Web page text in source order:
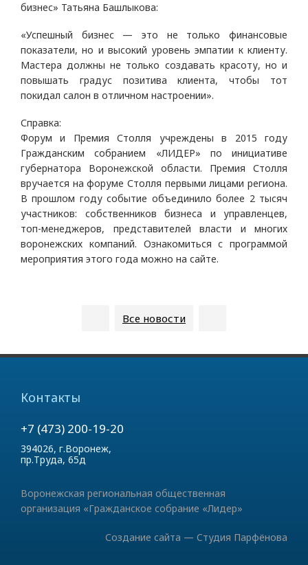
бизнес» Татьяна Башлыкова:
«Успешный бизнес — это не только финансовые
показатели, но и высокий уровень эмпатии к клиенту.
Мастера должны не только создавать красоту, но и
повышать градус позитива клиента, чтобы тот
покидал салон в отличном настроении».
Справка:
Форум и Премия Столля учреждены в 2015 году
Гражданским собранием «ЛИДЕР» по инициативе
губернатора Воронежской области. Премия Столля
вручается на форуме Столля первыми лицами региона.
В прошлом году событие объединило более 2 тысяч
участников: собственников бизнеса и управленцев,
топ-менеджеров, представителей власти и многих
воронежских компаний. Ознакомиться с программой
мероприятия этого года можно на сайте.
Все новости
Контакты
+7 (473) 200-19-20
394026, г.Воронеж,
пр.Труда, 65д
Воронежская региональная общественная
организация «Гражданское собрание «Лидер»
Создание сайта — Cтудия Парфёнова